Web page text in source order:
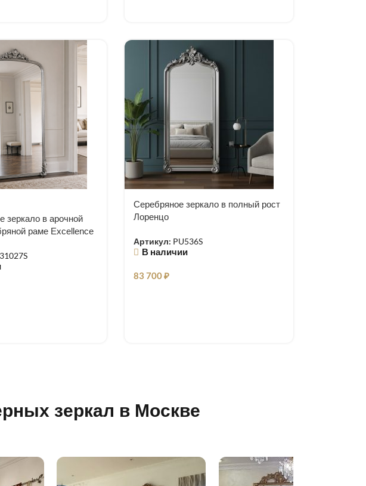
зеркало в арочной
раме Excellence
Серебряное зеркало в полный рост
Лоренцо
Артикул: PU536S
В наличии
83 700₽
зеркал в Москве